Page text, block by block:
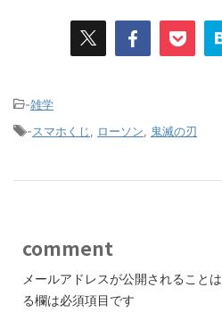
-雑学
-スマホくじ ローソン 鬼滅の刃
comment
メールアドレスが公開されることは
る欄は必須項目です